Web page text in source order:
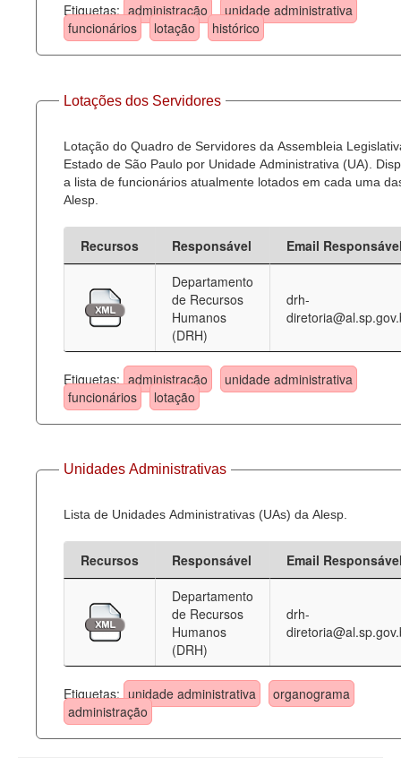
Etiquetas: administração
unidade administrativa
funcionários
lotação histórico
Lotações dos Servidores
Lotação do Quadro de Servidores da Assembleia
Estado de São Paulo por Unidade Administrativa (UA).
a lista de funcionários atualmente lotados em cada uma
Alesp.
Recursos Responsável
Email
Departamento
de Recursos
Humanos
(DRH)
drh-
Etiquetas: administração
unidade administrativa
funcionários
lotação
Unidades Administrativas
Lista de Unidades Administrativas (UAs) da Alesp.
Recursos Responsável
Email
Departamento
de Recursos
Humanos
(DRH)
drh-
Etiquetas: unidade administrativa
organograma
administração